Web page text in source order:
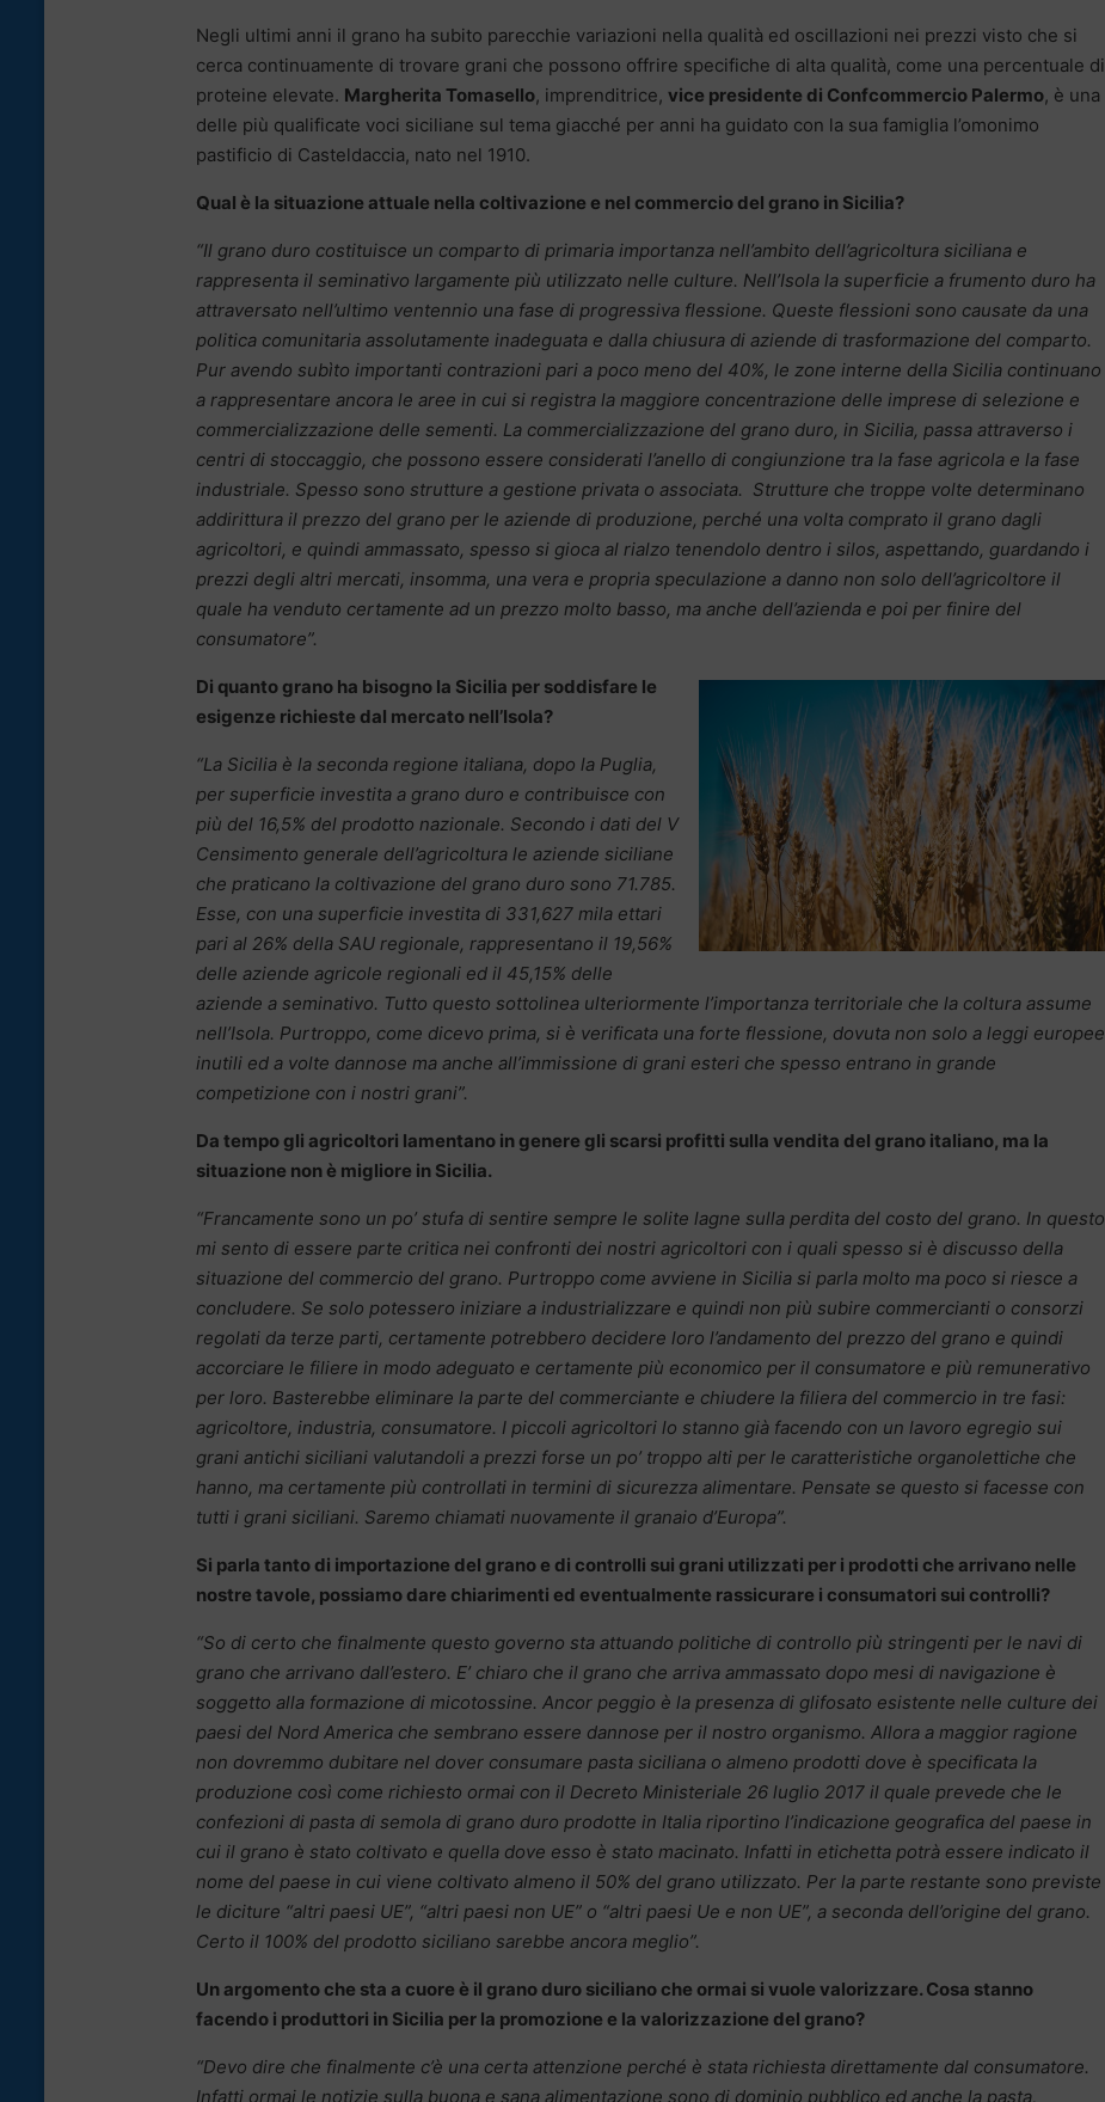
Negli ultimi anni il grano ha subito parecchie variazioni nella qualità ed oscillazioni nei prezzi visto che si
cerca continuamente di trovare grani che possono offrire specifiche di alta qualità, come una percentuale di
proteine elevate. Margherita Tomasello, imprenditrice, vice presidente di Confcommercio Palermo, è una
delle più qualificate voci siciliane sul tema giacché per anni ha guidato con la sua famiglia l’omonimo
pastificio di Casteldaccia, nato nel 1910.
Qual è la situazione attuale nella coltivazione e nel commercio del grano in Sicilia?
“Il grano duro costituisce un comparto di primaria importanza nell’ambito dell’agricoltura siciliana e
rappresenta il seminativo largamente più utilizzato nelle culture. Nell’Isola la superficie a frumento duro ha
attraversato nell’ultimo ventennio una fase di progressiva flessione. Queste flessioni sono causate da una
politica comunitaria assolutamente inadeguata e dalla chiusura di aziende di trasformazione del comparto.
Pur avendo subìto importanti contrazioni pari a poco meno del 40%, le zone interne della Sicilia continuano
a rappresentare ancora le aree in cui si registra la maggiore concentrazione delle imprese di selezione e
commercializzazione delle sementi. La commercializzazione del grano duro, in Sicilia, passa attraverso i
centri di stoccaggio, che possono essere considerati l’anello di congiunzione tra la fase agricola e la fase
industriale. Spesso sono strutture a gestione privata o associata. Strutture che troppe volte determinano
addirittura il prezzo del grano per le aziende di produzione, perché una volta comprato il grano dagli
agricoltori, e quindi ammassato, spesso si gioca al rialzo tenendolo dentro i silos, aspettando, guardando i
prezzi degli altri mercati, insomma, una vera e propria speculazione a danno non solo dell’agricoltore il
quale ha venduto certamente ad un prezzo molto basso, ma anche dell’azienda e poi per finire del
consumatore”.
Di quanto grano ha bisogno la Sicilia per soddisfare le
esigenze richieste dal mercato nell’Isola?
“La Sicilia è la seconda regione italiana, dopo la Puglia,
per superficie investita a grano duro e contribuisce con
più del 16,5% del prodotto nazionale. Secondo i dati del V
Censimento generale dell’agricoltura le aziende siciliane
che praticano la coltivazione del grano duro sono 71.785.
Esse, con una superficie investita di 331,627 mila ettari
pari al 26% della SAU regionale, rappresentano il 19,56%
delle aziende agricole regionali ed il 45,15% delle
aziende a seminativo. Tutto questo sottolinea ulteriormente l’importanza territoriale che la coltura assume
nell’Isola. Purtroppo, come dicevo prima, si è verificata una forte flessione, dovuta non solo a leggi europee
inutili ed a volte dannose ma anche all’immissione di grani esteri che spesso entrano in grande
competizione con i nostri grani”.
Da tempo gli agricoltori lamentano in genere gli scarsi profitti sulla vendita del grano italiano, ma la
situazione non è migliore in Sicilia.
“Francamente sono un po’ stufa di sentire sempre le solite lagne sulla perdita del costo del grano. In questo
mi sento di essere parte critica nei confronti dei nostri agricoltori con i quali spesso si è discusso della
situazione del commercio del grano. Purtroppo come avviene in Sicilia si parla molto ma poco si riesce a
concludere. Se solo potessero iniziare a industrializzare e quindi non più subire commercianti o consorzi
regolati da terze parti, certamente potrebbero decidere loro l’andamento del prezzo del grano e quindi
accorciare le filiere in modo adeguato e certamente più economico per il consumatore e più remunerativo
per loro. Basterebbe eliminare la parte del commerciante e chiudere la filiera del commercio in tre fasi:
agricoltore, industria, consumatore. I piccoli agricoltori lo stanno già facendo con un lavoro egregio sui
grani antichi siciliani valutandoli a prezzi forse un po’ troppo alti per le caratteristiche organolettiche che
hanno, ma certamente più controllati in termini di sicurezza alimentare. Pensate se questo si facesse con
tutti i grani siciliani. Saremo chiamati nuovamente il granaio d’Europa”.
Si parla tanto di importazione del grano e di controlli sui grani utilizzati per i prodotti che arrivano nelle
nostre tavole, possiamo dare chiarimenti ed eventualmente rassicurare i consumatori sui controlli?
“So di certo che finalmente questo governo sta attuando politiche di controllo più stringenti per le navi di
grano che arrivano dall’estero. E’ chiaro che il grano che arriva ammassato dopo mesi di navigazione è
soggetto alla formazione di micotossine. Ancor peggio è la presenza di glifosato esistente nelle culture dei
paesi del Nord America che sembrano essere dannose per il nostro organismo. Allora a maggior ragione
non dovremmo dubitare nel dover consumare pasta siciliana o almeno prodotti dove è specificata la
produzione così come richiesto ormai con il Decreto Ministeriale 26 luglio 2017 il quale prevede che le
confezioni di pasta di semola di grano duro prodotte in Italia riportino l’indicazione geografica del paese in
cui il grano è stato coltivato e quella dove esso è stato macinato. Infatti in etichetta potrà essere indicato il
nome del paese in cui viene coltivato almeno il 50% del grano utilizzato. Per la parte restante sono previste
le diciture “altri paesi UE”, “altri paesi non UE” o “altri paesi Ue e non UE”, a seconda dell’origine del grano.
Certo il 100% del prodotto siciliano sarebbe ancora meglio”.
Un argomento che sta a cuore è il grano duro siciliano che ormai si vuole valorizzare. Cosa stanno
facendo i produttori in Sicilia per la promozione e la valorizzazione del grano?
“Devo dire che finalmente c’è una certa attenzione perché è stata richiesta direttamente dal consumatore.
Infatti ormai le notizie sulla buona e sana alimentazione sono di dominio pubblico ed anche la pasta,